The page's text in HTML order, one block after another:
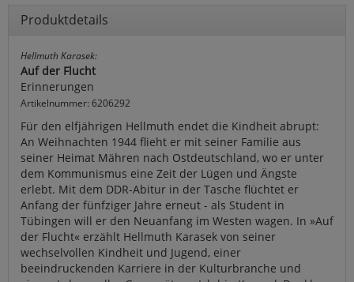
Produktdetails
Hellmuth Karasek:
Auf der Flucht
Erinnerungen
Artikelnummer: 6206292
Für den elfjährigen Hellmuth endet die Kindheit abrupt:
An Weihnachten 1944 flieht er mit seiner Familie aus
seiner Heimat Mähren nach Ostdeutschland, wo er unter
dem Kommunismus eine Zeit der Lügen und Ängste
erlebt. Mit dem DDR-Abitur in der Tasche flüchtet er
Anfang der fünfziger Jahre erneut - als Student in
Tübingen will er den Neuanfang im Westen wagen. In »Auf
der Flucht« erzählt Hellmuth Karasek von seiner
wechselvollen Kindheit und Jugend, einer
beeindruckenden Karriere in der Kulturbranche und